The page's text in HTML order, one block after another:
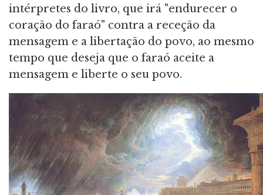
intérpretes do livro, que irá "endurecer o
coração do faraó" contra a receção da
mensagem e a libertação do povo, ao mesmo
tempo que deseja que o faraó aceite a
mensagem e liberte o seu povo.